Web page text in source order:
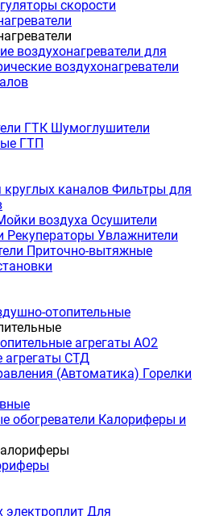
скорости
воздухонагреватели для
воздухонагреватели
ГТК Шумоглушители
ГТП
каналов Фильтры для
воздуха Осушители
Рекуператоры Увлажнители
Приточно-вытяжные
отопительные
агрегаты АО2
агрегаты СТД
(Автоматика) Горелки
обогреватели Калориферы и
Для